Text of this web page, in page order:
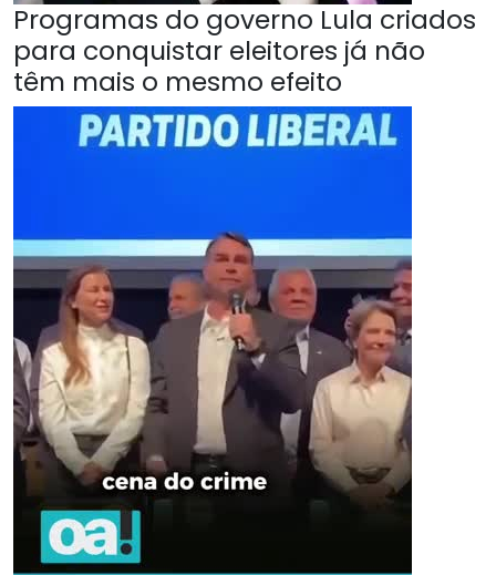
Programas do governo Lula criados
para conquistar eleitores já não
têm mais o mesmo efeito